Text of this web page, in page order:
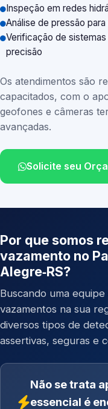
Inspeção em redes
Análise de pressão
Verificação de
precisão
Os atendimentos são
capacitados, com o
geofones e câmeras
avançadas.
Solicite seu
Por que somos
vazamento no
Alegre‑RS?
Buscando uma
vazamentos na sua
diversos tipos de
assertivas, seguras e
Não se trata
essencial é